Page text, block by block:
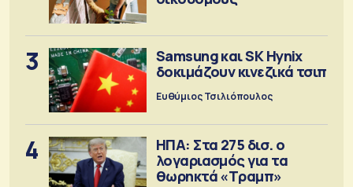
3
Samsung και SK Hynix
δοκιμάζουν κινεζικά τσιπ
Ευθύμιος Τσιλιόπουλος
4
ΗΠΑ: Στα 275 δισ. ο
λογαριασμός για τα
θωρηκτά «Τραμπ»